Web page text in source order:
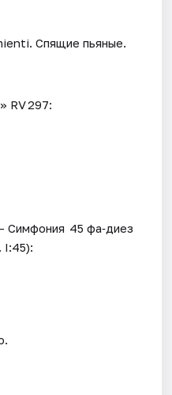
Спящие пьяные.
RV 297:
Симфония 45 фа‑диез
I:45):